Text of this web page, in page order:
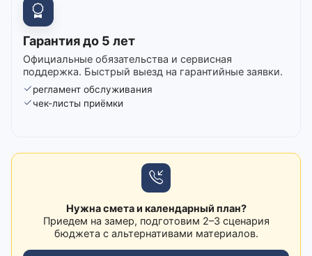
Гарантия до 5 лет
Официальные обязательства и сервисная
поддержка. Быстрый выезд на гарантийные заявки.
регламент обслуживания
чек-листы приёмки
Нужна смета и календарный план?
Приедем на замер, подготовим 2–3 сценария
бюджета с альтернативами материалов.